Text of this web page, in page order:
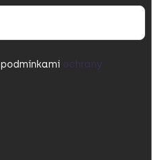
podmínkami ochrany